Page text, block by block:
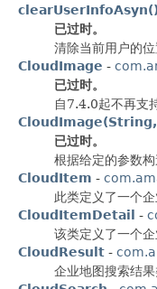
已过时。
清除当前用户的
CloudImage -
已过时。
自7.4.0起不再支
已过时。
根据给定的参数
CloudItem -
此类定义了一个企
CloudItemDetail -
该类定义了一个企
CloudResult -
企业地图搜索结果